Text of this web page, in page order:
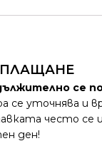
ПЛАЩАНЕ
се
се уточнява и
често се
ден!